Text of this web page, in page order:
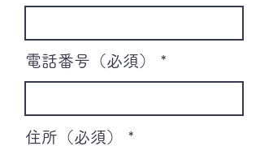
電話番号（必須）
住所（必須）